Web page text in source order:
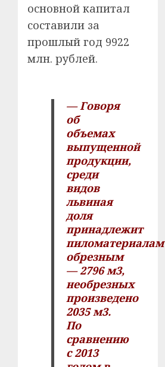
основной капитал
составили за
прошлый год 9922
млн. рублей.
— Говоря
об
объемах
выпущенной
продукции,
среди
видов
львиная
доля
принадлежит
пиломатериалам
обрезным
— 2796 м3,
необрезных
произведено
2035 м3.
По
сравнению
с 2013